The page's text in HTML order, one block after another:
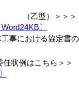
＞＞＞
〕
における協定書の
はこちら＞＞